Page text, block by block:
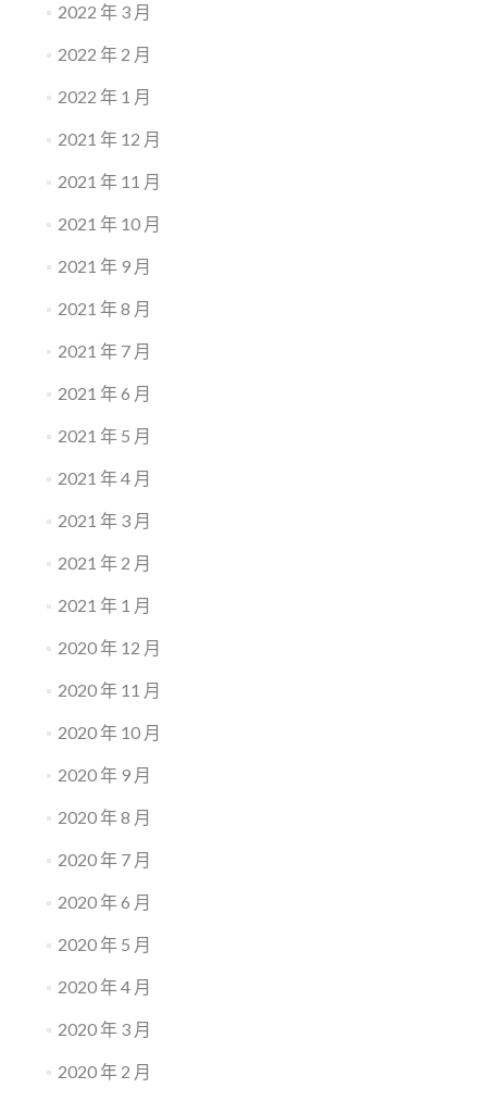
2022 年 3 月
2022 年 2 月
2022 年 1 月
2021 年 12 月
2021 年 11 月
2021 年 10 月
2021 年 9 月
2021 年 8 月
2021 年 7 月
2021 年 6 月
2021 年 5 月
2021 年 4 月
2021 年 3 月
2021 年 2 月
2021 年 1 月
2020 年 12 月
2020 年 11 月
2020 年 10 月
2020 年 9 月
2020 年 8 月
2020 年 7 月
2020 年 6 月
2020 年 5 月
2020 年 4 月
2020 年 3 月
2020 年 2 月